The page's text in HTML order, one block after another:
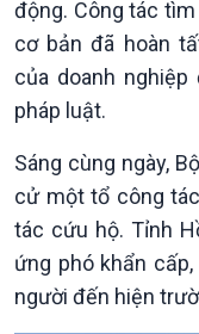
Chính phủ với người
Quốc hội với cử tri
Xây dựng đảng
Đảng trong cuộc sống
Nhận diện sự thật
Pháp luật và đời sống
động. Công tác
cơ bản đã hoàn
của doanh
pháp luật.
Sáng cùng ngày,
cử một tổ công
tác cứu hộ. Tỉnh
ứng phó khẩn
người đến hiện